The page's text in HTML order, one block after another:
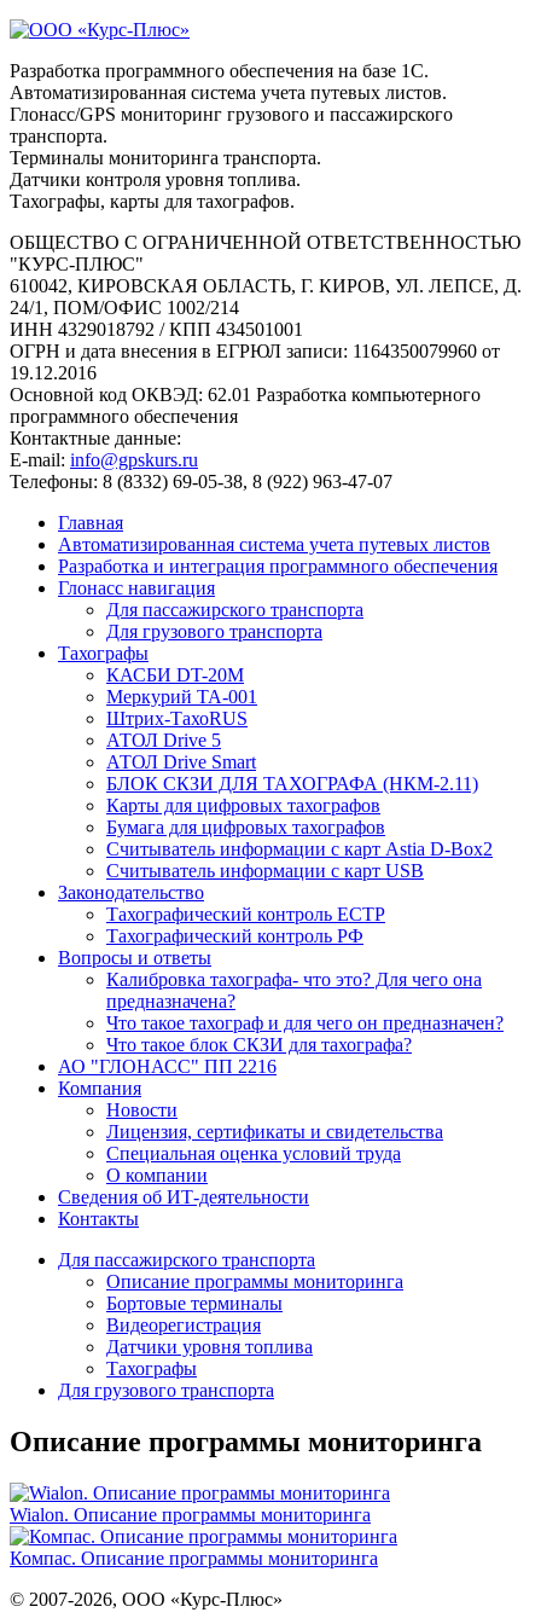
Разработка программного обеспечения на базе 1С.
Автоматизированная система учета путевых листов.
Глонасс/GPS мониторинг грузового и пассажирского
транспорта.
Терминалы мониторинга транспорта.
Датчики контроля уровня топлива.
Тахографы, карты для тахографов.
ОБЩЕСТВО С ОГРАНИЧЕННОЙ ОТВЕТСТВЕННОСТЬЮ
"КУРС-ПЛЮС"
610042, КИРОВСКАЯ ОБЛАСТЬ, Г. КИРОВ, УЛ. ЛЕПСЕ, Д.
24/1, ПОМ/ОФИС 1002/214
ИНН 4329018792 / КПП 434501001
ОГРН и дата внесения в ЕГРЮЛ записи: 1164350079960 от
19.12.2016
Основной код ОКВЭД: 62.01 Разработка компьютерного
программного обеспечения
Контактные данные:
E-mail: info@gpskurs.ru
Телефоны: 8 (8332) 69-05-38, 8 (922) 963-47-07
Главная
Автоматизированная система учета путевых листов
Разработка и интеграция программного обеспечения
Глонасс навигация
Для пассажирского транспорта
Для грузового транспорта
Тахографы
КАСБИ DT-20М
Меркурий ТА-001
Штрих-ТахоRUS
АТОЛ Drive 5
АТОЛ Drive Smart
БЛОК СКЗИ ДЛЯ ТАХОГРАФА (НКМ-2.11)
Карты для цифровых тахографов
Бумага для цифровых тахографов
Считыватель информации с карт Astia D-Box2
Считыватель информации с карт USB
Законодательство
Тахографический контроль ЕСТР
Тахографический контроль РФ
Вопросы и ответы
Калибровка тахографа- что это? Для чего она
предназначена?
Что такое тахограф и для чего он предназначен?
Что такое блок СКЗИ для тахографа?
АО "ГЛОНАСС" ПП 2216
Компания
Новости
Лицензия, сертификаты и свидетельства
Специальная оценка условий труда
О компании
Сведения об ИТ-деятельности
Контакты
Для пассажирского транспорта
Описание программы мониторинга
Бортовые терминалы
Видеорегистрация
Датчики уровня топлива
Тахографы
Для грузового транспорта
Описание программы мониторинга
Wialon. Описание программы мониторинга
Компас. Описание программы мониторинга
© 2007-2026, ООО «Курс-Плюс»